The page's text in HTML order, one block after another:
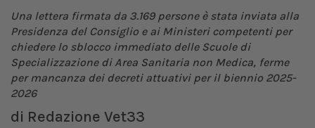
Una lettera firmata da 3.169 persone è stata inviata alla
Presidenza del Consiglio e ai Ministeri competenti per
chiedere lo sblocco immediato delle Scuole di
Specializzazione di Area Sanitaria non Medica, ferme
per mancanza dei decreti attuativi per il biennio 2025-
2026
di Redazione Vet33